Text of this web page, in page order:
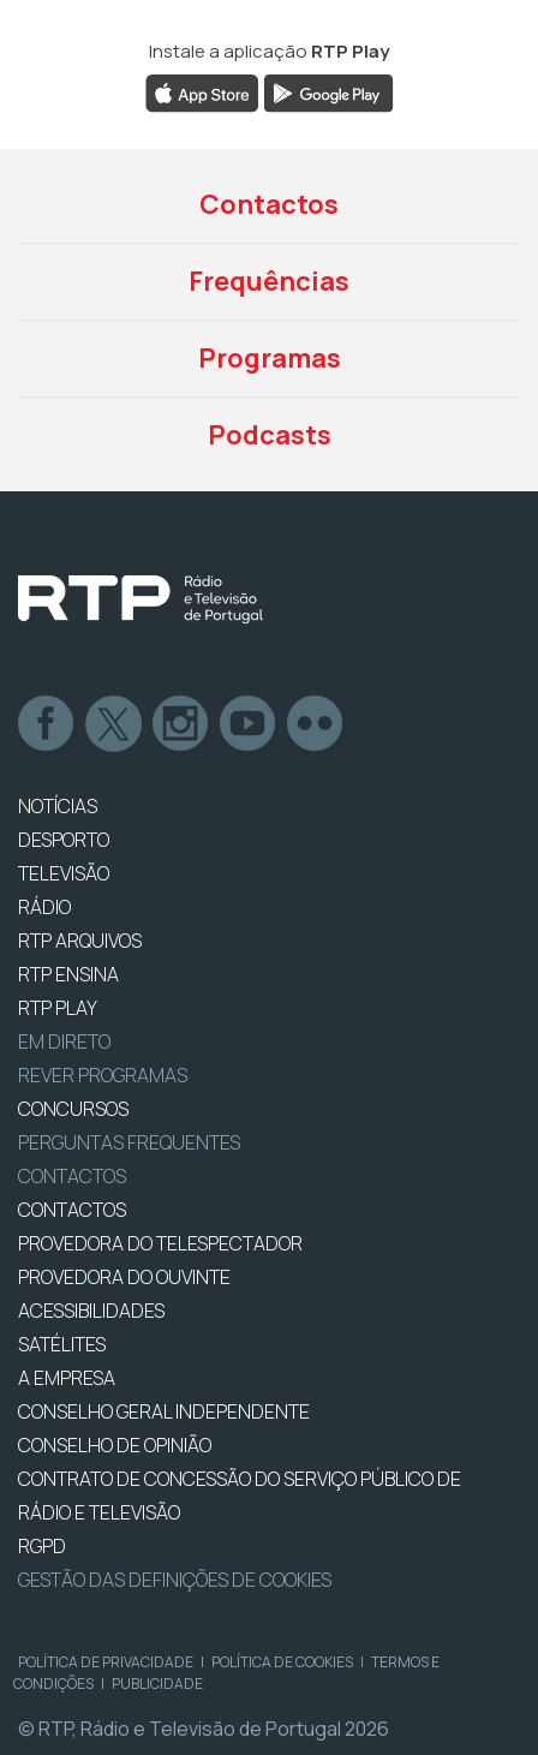
Instale a aplicação RTP Play
Contactos
Frequências
Programas
Podcasts
NOTÍCIAS
DESPORTO
TELEVISÃO
RÁDIO
RTP ARQUIVOS
RTP ENSINA
RTP PLAY
EM DIRETO
REVER PROGRAMAS
CONCURSOS
PERGUNTAS FREQUENTES
CONTACTOS
CONTACTOS
PROVEDORA DO TELESPECTADOR
PROVEDORA DO OUVINTE
ACESSIBILIDADES
SATÉLITES
A EMPRESA
CONSELHO GERAL INDEPENDENTE
CONSELHO DE OPINIÃO
CONTRATO DE CONCESSÃO DO SERVIÇO PÚBLICO DE
RÁDIO E TELEVISÃO
RGPD
GESTÃO DAS DEFINIÇÕES DE COOKIES
POLÍTICA DE PRIVACIDADE | POLÍTICA DE COOKIES | TERMOS E
CONDIÇÕES | PUBLICIDADE
© RTP, Rádio e Televisão de Portugal 2026